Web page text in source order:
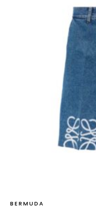
BERMUDA